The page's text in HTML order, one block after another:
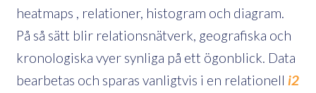
heatmaps , relationer, histogram och diagram.
På så sätt blir relationsnätverk, geografiska och
kronologiska vyer synliga på ett ögonblick. Data
bearbetas och sparas vanligtvis i en relationell i2